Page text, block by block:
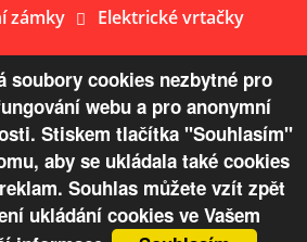
zámky
Elektrické vrtačky
Mapa webu
Železářství Žaloudek s.r.o.
V XART.CZ
soubory cookies nezbytné pro
webu a pro anonymní
Stiskem tlačítka "Souhlasím"
aby se ukládala také cookies
Souhlas můžete vzít zpět
ukládání cookies ve Vašem